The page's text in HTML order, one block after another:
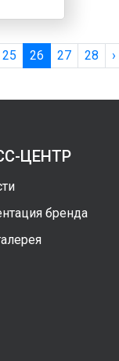
25 26 27 28 ›
ЦЕНТР
бренда